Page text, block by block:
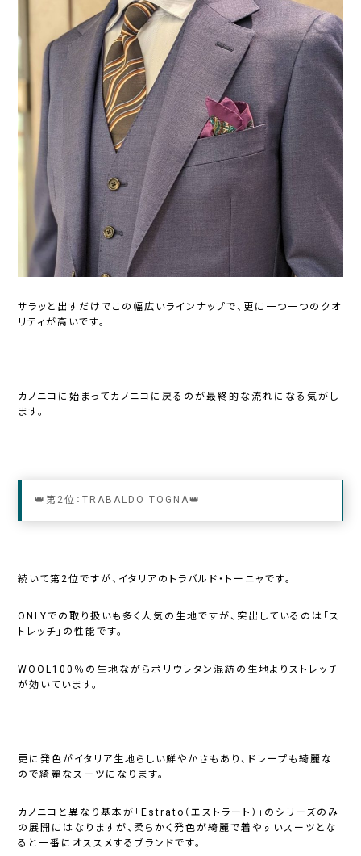
サラッと出すだけでこの幅広いラインナップで、更に一つ一つのクオ
リティが高いです。
カノニコに始まってカノニコに戻るのが最終的な流れになる気がし
ます。
👑第2位：TRABALDO TOGNA👑
続いて第2位ですが、イタリアのトラバルド・トーニャです。
ONLYでの取り扱いも多く人気の生地ですが、突出しているのは「ス
トレッチ」の性能です。
WOOL100％の生地ながらポリウレタン混紡の生地よりストレッチ
が効いています。
更に発色がイタリア生地らしい鮮やかさもあり、ドレープも綺麗な
ので綺麗なスーツになります。
カノニコと異なり基本が「Estrato（エストラート）」のシリーズのみ
の展開にはなりますが、柔らかく発色が綺麗で着やすいスーツとな
ると一番にオススメするブランドです。